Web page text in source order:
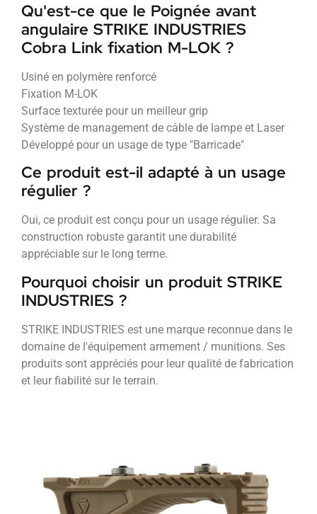
Qu'est-ce que le Poignée avant
angulaire STRIKE INDUSTRIES
Cobra Link fixation M-LOK ?
Usiné en polymère renforcé
Fixation M-LOK
Surface texturée pour un meilleur grip
Système de management de câble de lampe et Laser
Développé pour un usage de type "Barricade"
Ce produit est-il adapté à un usage
régulier ?
Oui, ce produit est conçu pour un usage régulier. Sa
construction robuste garantit une durabilité
appréciable sur le long terme.
Pourquoi choisir un produit STRIKE
INDUSTRIES ?
STRIKE INDUSTRIES est une marque reconnue dans le
domaine de l'équipement armement / munitions. Ses
produits sont appréciés pour leur qualité de fabrication
et leur fiabilité sur le terrain.